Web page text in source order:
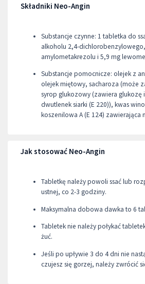
Składniki Neo-Angin
Substancje czynne: 1 tabletka do
alkoholu 2,4-
amylometakrezolu i 5,9 mg
Substancje pomocnicze: olejek z
olejek miętowy, sacharoza (może
syrop glukozowy (zawiera glukozę
dwutlenek siarki (E 220)), kwas
koszenilowa A (E 124) zawierająca
Jak stosować Neo-Angin
Tabletkę należy powoli ssać lub
ustnej, co 2-3 godziny.
Maksymalna dobowa dawka to 6
Tabletek nie należy połykać
żuć.
Jeśli po upływie 3 do 4 dni nie
czujesz się gorzej, należy zwrócić